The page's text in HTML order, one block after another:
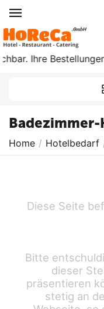
Ihre
Home / Hotelbedarf
Diese Seite
Bitte
dieser
präsentieren
stetig an